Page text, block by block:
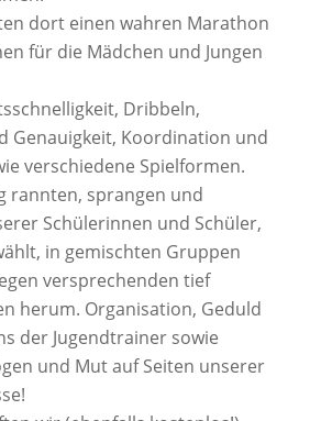
dort einen wahren Marathon
für die Mädchen und Jungen
Dribbeln,
Genauigkeit, Koordination und
verschiedene Spielformen.
rannten, sprangen und
Schülerinnen und Schüler,
in gemischten Gruppen
versprechenden tief
herum. Organisation, Geduld
der Jugendtrainer sowie
und Mut auf Seiten unserer